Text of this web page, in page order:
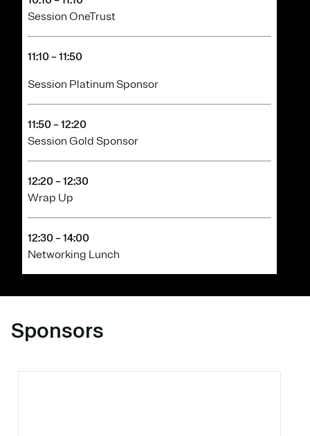
Session OneTrust
11:10 – 11:50
Session Platinum Sponsor
11:50 – 12:20
Session Gold Sponsor
12:20 – 12:30
Wrap Up
12:30 – 14:00
Networking Lunch
Sponsors